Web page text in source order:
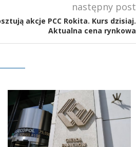
następny post
akcje PCC Rokita. Kurs dzisiaj.
Aktualna cena rynkowa